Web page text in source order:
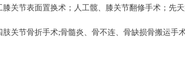
关节表面置换术；人工髋、膝关节翻修手术；先
关节骨折手术;骨髓炎、骨不连、骨缺损骨搬运手